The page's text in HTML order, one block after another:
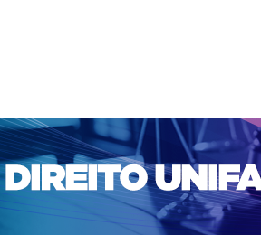
SOBRE ACESSO CADASTRO
EDIÇÕES DE Nº 1 A 100 WEBMAIL
> Perfil do autor
do autor